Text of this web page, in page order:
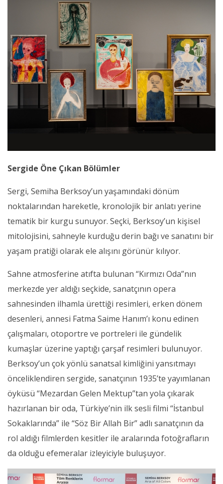
Sergide Öne Çıkan Bölümler
Sergi, Semiha Berksoy’un yaşamındaki dönüm
noktalarından hareketle, kronolojik bir anlatı yerine
tematik bir kurgu sunuyor. Seçki, Berksoy’un kişisel
mitolojisini, sahneyle kurduğu derin bağı ve sanatını bir
yaşam pratiği olarak ele alışını görünür kılıyor.
Sahne atmosferine atıfta bulunan “Kırmızı Oda”nın
merkezde yer aldığı seçkide, sanatçının opera
sahnesinden ilhamla ürettiği resimleri, erken dönem
desenleri, annesi Fatma Saime Hanım’ı konu edinen
çalışmaları, otoportre ve portreleri ile gündelik
kumaşlar üzerine yaptığı çarşaf resimleri bulunuyor.
Berksoy’un çok yönlü sanatsal kimliğini yansıtmayı
önceliklendiren sergide, sanatçının 1935’te yayımlanan
öyküsü “Mezardan Gelen Mektup”tan yola çıkarak
hazırlanan bir oda, Türkiye’nin ilk sesli filmi “İstanbul
Sokaklarında” ile “Söz Bir Allah Bir” adlı sanatçının da
rol aldığı filmlerden kesitler ile aralarında fotoğrafların
da olduğu efemeralar izleyiciyle buluşuyor.